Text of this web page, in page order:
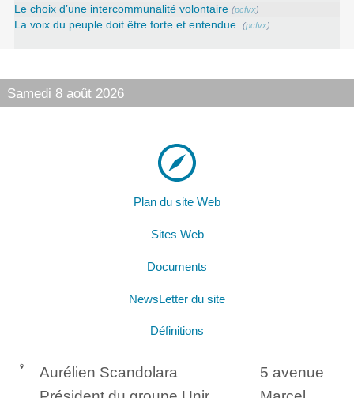
Le choix d’une intercommunalité volontaire (pcfvx)
La voix du peuple doit être forte et entendue. (pcfvx)
Samedi 8 août 2026
Plan du site Web
Sites Web
Documents
NewsLetter du site
Définitions
Aurélien Scandolara
5 avenue